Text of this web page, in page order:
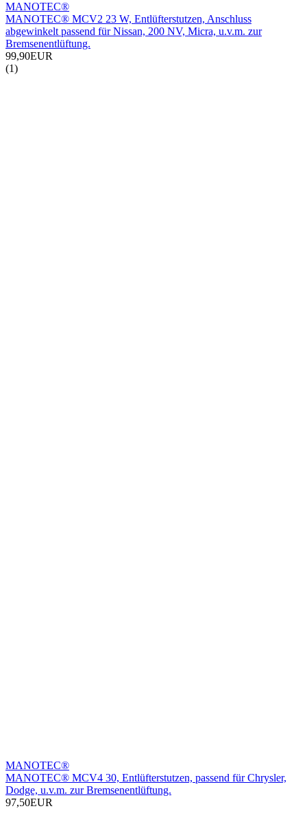
MANOTEC®
MANOTEC® MCV2 23 W, Entlüfterstutzen, Anschluss
abgewinkelt passend für Nissan, 200 NV, Micra, u.v.m. zur
Bremsenentlüftung.
99,90EUR
(1)
MANOTEC®
MANOTEC® MCV4 30, Entlüfterstutzen, passend für Chrysler,
Dodge, u.v.m. zur Bremsenentlüftung.
97,50EUR